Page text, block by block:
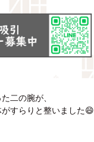
二の腕が、
すらりと整いました😄